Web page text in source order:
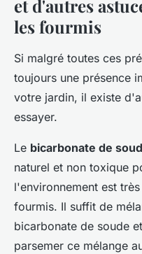
et d'autres
les fourmis
Si malgré toutes ces
toujours une présence
votre jardin, il existe
essayer.
Le bicarbonate de
naturel et non toxique
l'environnement est
fourmis. Il suffit de
bicarbonate de soude
parsemer ce mélange